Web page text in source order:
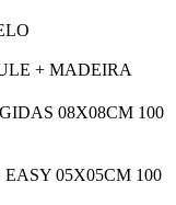
+ MADEIRA
08X08CM 100
05X05CM 100